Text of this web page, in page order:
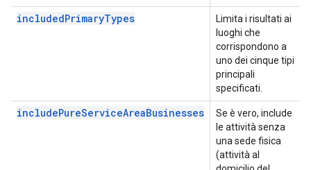
includedPrimaryTypes
Limita i risultati ai
luoghi che
corrispondono a
uno dei cinque tipi
principali
specificati.
includePureServiceAreaBusinesses
Se è vero, include
le attività senza
una sede fisica
(attività al